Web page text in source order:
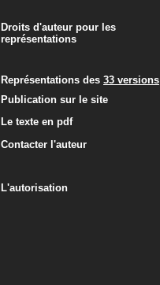
Droits d'auteur pour les
représentations
Représentations des 33 versions
Publication sur le site
Le texte en pdf
Contacter l'auteur
L'autorisation